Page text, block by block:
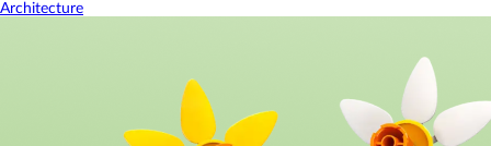
Architecture